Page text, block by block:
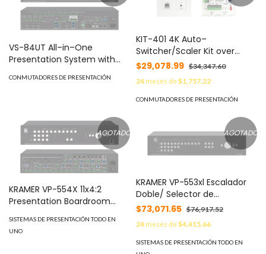
VS-84UT All–in–One
Presentation System with
HDMI/HDBaseT 2.0 Matrix
Amplifier MOD: VS-84UT
CONMUTADORES DE PRESENTACIÓN
KIT-401 4K Auto–
Switcher/Scaler Kit over
Long–Reach HDBaseT MOD:
$29,078.99 $34,347.60
24meses de$1,757.22
CONMUTADORES DE PRESENTACIÓN
AGOTADO
KRAMER VP-554X 11x4:2
Presentation Boardroom
SISTEMAS DE PRESENTACIÓN TODO EN
UNO
AGOTADO
KRAMER VP-553xl Escalador
Doble/ Selector de
Presentación Sala de Juntas
$73,071.65 $76,917.52
24meses de$4,415.66
SISTEMAS DE PRESENTACIÓN TODO EN